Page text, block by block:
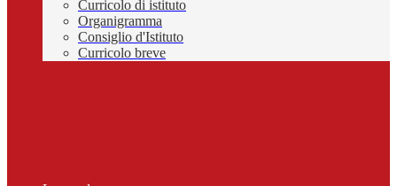
Curricolo di istituto
Organigramma
Consiglio d'Istituto
Curricolo breve